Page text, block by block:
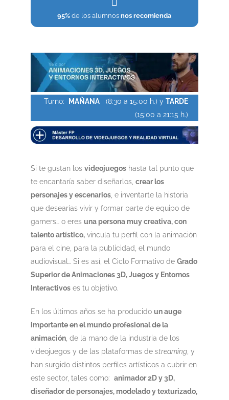
95% de los alumnosnos recomienda
Turno: MAÑANA (8:30 a 15:00 h.) yTARDE
(15:00 a 21:15 h.)
Si te gustan los videojuegoshasta tal punto que
te encantaría saber diseñarlos, crear los
personajes y escenarios, e inventarte la historia
que desearías vivir y formar parte de equipo de
gamers… o eres una persona muy creativa, con
talento artístico,vincula tu perfil con la animación
para el cine, para la publicidad, el mundo
audiovisual… Si es así, el Ciclo Formativo de Grado
Superior de Animaciones 3D, Juegos y Entornos
Interactivoses tu objetivo.
En los últimos años se ha producido un auge
importante en el mundo profesional de la
animación, de la mano de la industria de los
videojuegos y de las plataformas de streaming, y
han surgido distintos perfiles artísticos a cubrir en
este sector, tales como: animador 2D y 3D,
diseñador de personajes, modelado y texturizado,